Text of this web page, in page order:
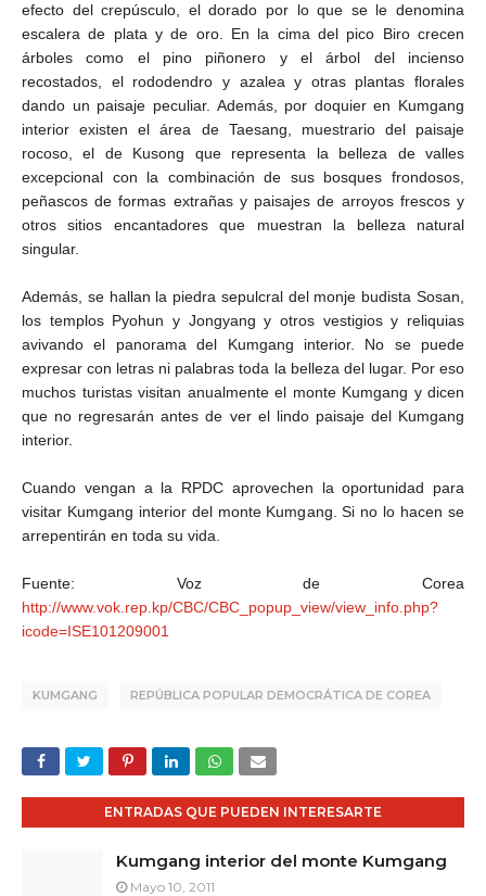
efecto del crepúsculo, el dorado por lo que se le denomina
escalera de plata y de oro. En la cima del pico Biro crecen
árboles como el pino piñonero y el árbol del incienso
recostados, el rododendro y azalea y otras plantas florales
dando un paisaje peculiar. Además, por doquier en Kumgang
interior existen el área de Taesang, muestrario del paisaje
rocoso, el de Kusong que representa la belleza de valles
excepcional con la combinación de sus bosques frondosos,
peñascos de formas extrañas y paisajes de arroyos frescos y
otros sitios encantadores que muestran la belleza natural
singular.
Además, se hallan la piedra sepulcral del monje budista Sosan,
los templos Pyohun y Jongyang y otros vestigios y reliquias
avivando el panorama del Kumgang interior. No se puede
expresar con letras ni palabras toda la belleza del lugar. Por eso
muchos turistas visitan anualmente el monte Kumgang y dicen
que no regresarán antes de ver el lindo paisaje del Kumgang
interior.
Cuando vengan a la RPDC aprovechen la oportunidad para
visitar Kumgang interior del monte Kumgang. Si no lo hacen se
arrepentirán en toda su vida.
Fuente: Voz de Corea
http://www.vok.rep.kp/CBC/CBC_popup_view/view_info.php?
icode=ISE101209001
KUMGANG REPÚBLICA POPULAR DEMOCRÁTICA DE COREA
ENTRADAS QUE PUEDEN INTERESARTE
Kumgang interior del monte Kumgang
Mayo 10, 2011